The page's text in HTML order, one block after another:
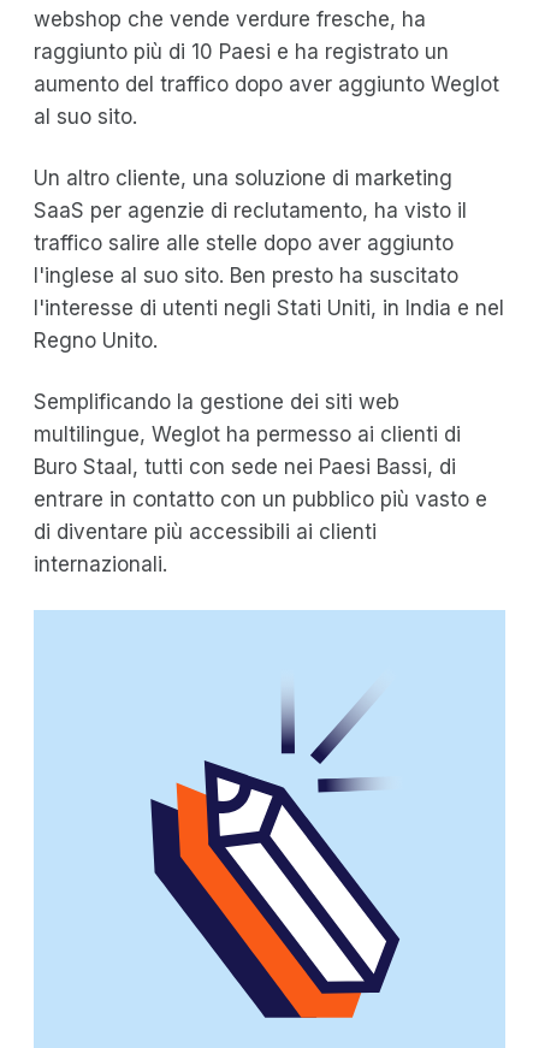
webshop che vende verdure fresche, ha
raggiunto più di 10 Paesi e ha registrato un
aumento del traffico dopo aver aggiunto Weglot
al suo sito.
Un altro cliente, una soluzione di marketing
SaaS per agenzie di reclutamento, ha visto il
traffico salire alle stelle dopo aver aggiunto
l'inglese al suo sito. Ben presto ha suscitato
l'interesse di utenti negli Stati Uniti, in India e nel
Regno Unito.
Semplificando la gestione dei siti web
multilingue, Weglot ha permesso ai clienti di
Buro Staal, tutti con sede nei Paesi Bassi, di
entrare in contatto con un pubblico più vasto e
di diventare più accessibili ai clienti
internazionali.